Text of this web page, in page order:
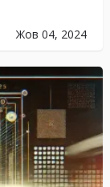
Жов 04, 2024